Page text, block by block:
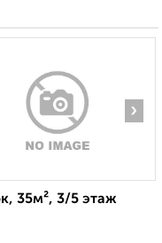
›
35м², 3/5 этаж